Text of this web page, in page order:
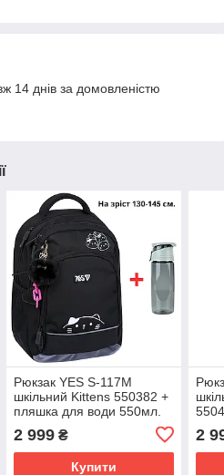
14 днів за домовленістю
Рюкзак YES S-117M
шкільний Kittens 550382 +
пляшка для води 550мл.
2 999₴
Купити
2